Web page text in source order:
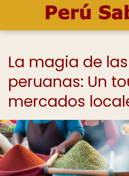
La magia de
peruanas: Un
mercados